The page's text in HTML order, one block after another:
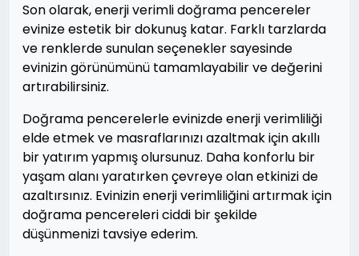
Son olarak, enerji verimli doğrama pencereler
evinize estetik bir dokunuş katar. Farklı tarzlarda
ve renklerde sunulan seçenekler sayesinde
evinizin görünümünü tamamlayabilir ve değerini
artırabilirsiniz.
Doğrama pencerelerle evinizde enerji verimliliği
elde etmek ve masraflarınızı azaltmak için akıllı
bir yatırım yapmış olursunuz. Daha konforlu bir
yaşam alanı yaratırken çevreye olan etkinizi de
azaltırsınız. Evinizin enerji verimliliğini artırmak için
doğrama pencereleri ciddi bir şekilde
düşünmenizi tavsiye ederim.